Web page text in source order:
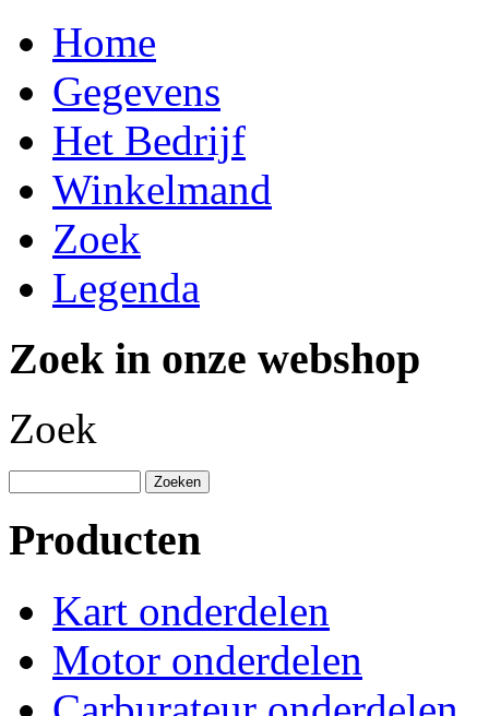
Home
Gegevens
Het Bedrijf
Winkelmand
Zoek
Legenda
Zoek in onze webshop
Zoek
Producten
Kart onderdelen
Motor onderdelen